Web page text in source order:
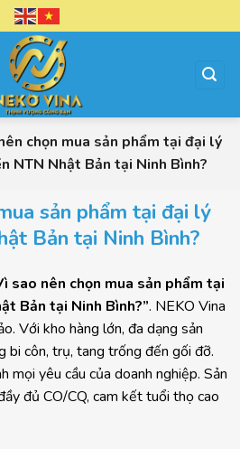
chọn mua sản phẩm tại đại lý
NTN Nhật Bản tại Ninh Bình?
sản phẩm tại đại lý
Bản tại Ninh Bình?
sao nên chọn mua sản phẩm tại
Bản tại Ninh Bình?”. NEKO Vina
Với kho hàng lớn, đa dạng sản
bi côn, trụ, tang trống đến gối đỡ.
mọi yêu cầu của doanh nghiệp. Sản
đủ CO/CQ, cam kết tuổi thọ cao